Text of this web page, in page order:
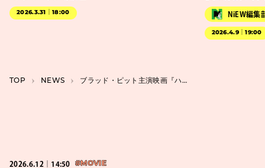
2026.3.31｜18:00 NiEW編集
2026.4.9｜19:00
TOP NEWS ブラッド・ピット主演映画『ハート・オブ・ビースト』予告公開、デヴィッド・エアーが再タッグ
2026.6.12｜14:50 #MOVIE